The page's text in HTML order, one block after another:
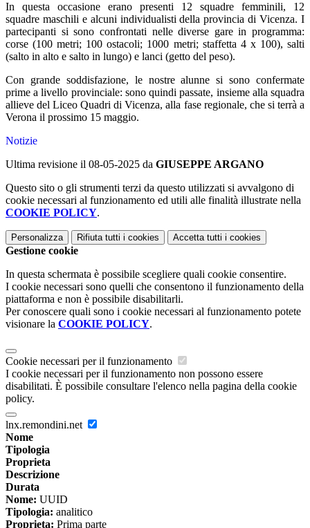
In questa occasione erano presenti 12 squadre femminili, 12
squadre maschili e alcuni individualisti della provincia di Vicenza. I
partecipanti si sono confrontati nelle diverse gare in programma:
corse (100 metri; 100 ostacoli; 1000 metri; staffetta 4 x 100), salti
(salto in alto e salto in lungo) e lanci (getto del peso).
Con grande soddisfazione, le nostre alunne si sono confermate
prime a livello provinciale: sono quindi passate, insieme alla squadra
allieve del Liceo Quadri di Vicenza, alla fase regionale, che si terrà a
Verona il prossimo 15 maggio.
Notizie
Ultima revisione il 08-05-2025 da GIUSEPPE ARGANO
Questo sito o gli strumenti terzi da questo utilizzati si avvalgono di
cookie necessari al funzionamento ed utili alle finalità illustrate nella
COOKIE POLICY.
Personalizza Rifiuta tutti i cookies Accetta tutti i cookies
Gestione cookie
In questa schermata è possibile scegliere quali cookie consentire.
I cookie necessari sono quelli che consentono il funzionamento della
piattaforma e non è possibile disabilitarli.
Per conoscere quali sono i cookie necessari al funzionamento potete
visionare la COOKIE POLICY.
Cookie necessari per il funzionamento
I cookie necessari per il funzionamento non possono essere
disabilitati. È possibile consultare l'elenco nella pagina della cookie
policy.
lnx.remondini.net
Nome
Tipologia
Proprieta
Descrizione
Durata
Nome: UUID
Tipologia: analitico
Proprieta: Prima parte